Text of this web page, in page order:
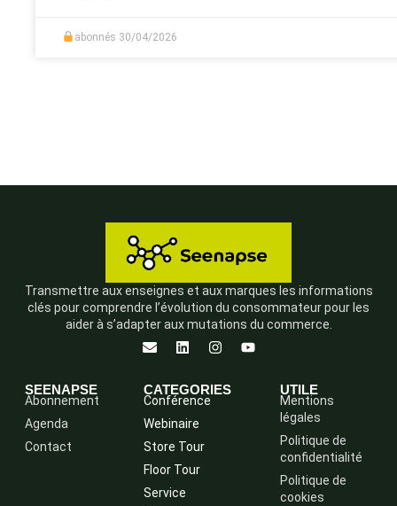
abonnés 30/04/2026
Transmettre aux enseignes et aux marques les informations
clés pour comprendre l’évolution du consommateur pour les
aider à s’adapter aux mutations du commerce.
SEENAPSE
Abonnement
Agenda
Contact
CATEGORIES
Conférence
Webinaire
Store Tour
Floor Tour
Service
UTILE
Mentions
légales
Politique de
confidentialité
Politique de
cookies